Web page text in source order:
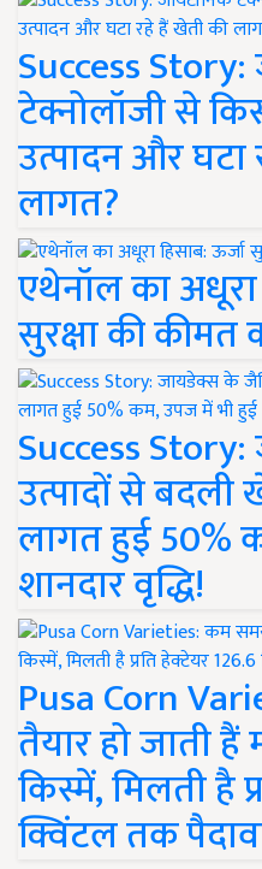
Success
टेक्नोलॉजी से
उत्पादन और
लागत?
एथेनॉल का अधूरा
सुरक्षा की कीमत
Success
उत्पादों से बदली
लागत हुई 50%
शानदार वृद्धि!
Pusa Corn
तैयार हो जाती
किस्में, मिलती है
क्विंटल तक